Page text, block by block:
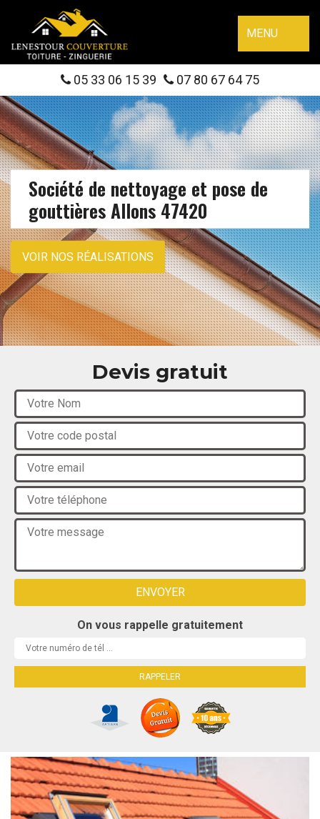
MENU
05 33 06 15 39 07 80 67 64 75
Société de nettoyage et pose de
gouttières Allons 47420
VOIR NOS RÉALISATIONS
Devis gratuit
On vous rappelle gratuitement